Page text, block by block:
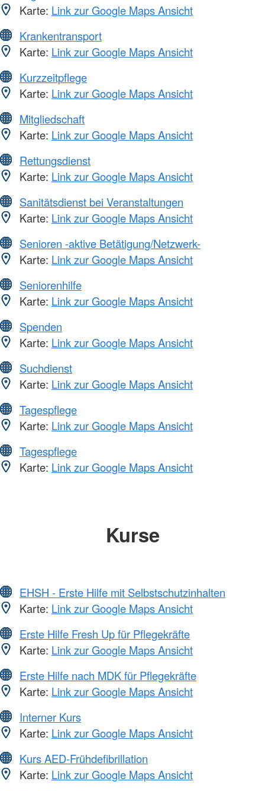
Karte: Link zur Google Maps Ansicht
Krankentransport
Karte: Link zur Google Maps Ansicht
Kurzzeitpflege
Karte: Link zur Google Maps Ansicht
Mitgliedschaft
Karte: Link zur Google Maps Ansicht
Rettungsdienst
Karte: Link zur Google Maps Ansicht
Sanitätsdienst bei Veranstaltungen
Karte: Link zur Google Maps Ansicht
Senioren -aktive Betätigung/Netzwerk-
Karte: Link zur Google Maps Ansicht
Seniorenhilfe
Karte: Link zur Google Maps Ansicht
Spenden
Karte: Link zur Google Maps Ansicht
Suchdienst
Karte: Link zur Google Maps Ansicht
Tagespflege
Karte: Link zur Google Maps Ansicht
Tagespflege
Karte: Link zur Google Maps Ansicht
Kurse
EHSH - Erste Hilfe mit Selbstschutzinhalten
Karte: Link zur Google Maps Ansicht
Erste Hilfe Fresh Up für Pflegekräfte
Karte: Link zur Google Maps Ansicht
Erste Hilfe nach MDK für Pflegekräfte
Karte: Link zur Google Maps Ansicht
Interner Kurs
Karte: Link zur Google Maps Ansicht
Kurs AED-Frühdefibrillation
Karte: Link zur Google Maps Ansicht